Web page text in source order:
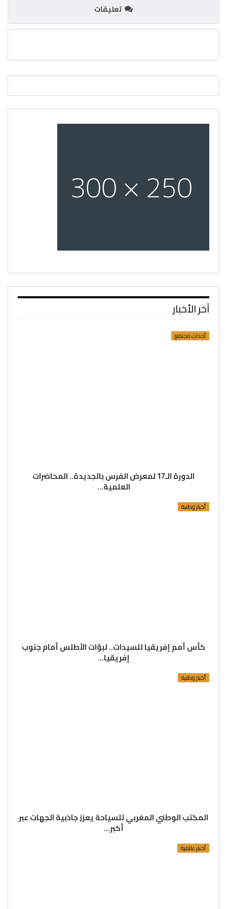
تعليقات
آخر الأخبار
أحداث مجتمع
الدورة الـ17 لمعرض الفرس بالجديدة.. المحاضرات
العلمية…
أخبار وطنية
كأس أمم إفريقيا للسيدات.. لبؤات الأطلس أمام جنوب
إفريقيا…
أخبار وطنية
المكتب الوطني المغربي للسياحة يعزز جاذبية الجهات عبر
أكبر…
أخبار عالمية